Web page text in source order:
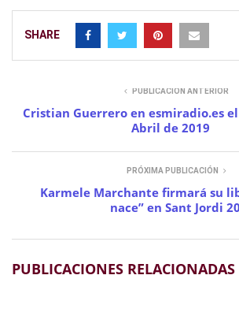
SHARE
PUBLICACIÓN ANTERIOR
Cristian Guerrero en esmiradio.es
Abril de 2019
PRÓXIMA PUBLICACIÓN
Karmele Marchante firmará su
nace” en Sant Jordi
PUBLICACIONES RELACIONADAS